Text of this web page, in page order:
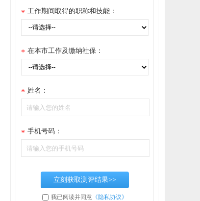
* 工作期间取得的职称和技能：
* 在本市工作及缴纳社保：
* 姓名：
* 手机号码：
立刻获取测评结果>>
我已阅读并同意 《隐私协议》